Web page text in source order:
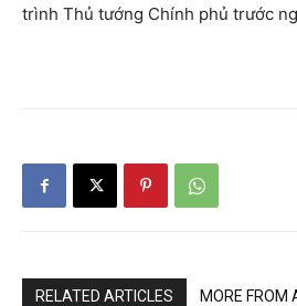
trình Thủ tướng Chính phủ trước
RELATED ARTICLES MORE FROM